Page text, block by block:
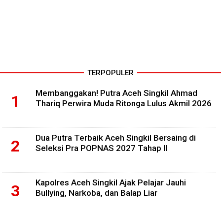
TERPOPULER
Membanggakan! Putra Aceh Singkil Ahmad
Thariq Perwira Muda Ritonga Lulus Akmil 2026
Dua Putra Terbaik Aceh Singkil Bersaing di
Seleksi Pra POPNAS 2027 Tahap II
Kapolres Aceh Singkil Ajak Pelajar Jauhi
Bullying, Narkoba, dan Balap Liar